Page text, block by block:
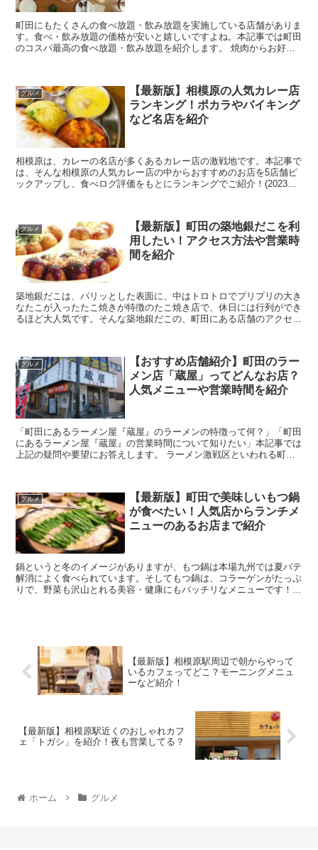
町田にもたくさんの食べ放題・飲み放題を実施している店舗がありま
す。食べ・飲み放題の価格が安いと嬉しいですよね。本記事では町田
のコスパ最高の食べ放題・飲み放題を紹介します。 焼肉からお好み
グルメ
【最新版】相模原の人気カレー店
ランキング！ポカラやバイキング
など名店を紹介
相模原は、カレーの名店が多くあるカレー店の激戦地です。本記事で
は、そんな相模原の人気カレー店の中からおすすめのお店を5店舗ピ
ックアップし、食べログ評価をもとにランキングでご紹介！(2023年
グルメ
【最新版】町田の築地銀だこを利
用したい！アクセス方法や営業時
間を紹介
築地銀だこは、パリッとした表面に、中はトロトロでプリプリの大き
なたこが入ったたこ焼きが特徴のたこ焼き店で、休日には行列ができ
るほど大人気です。そんな築地銀だこの、町田にある店舗のアクセス
グルメ
【おすすめ店舗紹介】町田のラー
メン店「蔵屋」ってどんなお店？
人気メニューや営業時間を紹介
「町田にあるラーメン屋『蔵屋』のラーメンの特徴って何？」「町田
にあるラーメン屋『蔵屋』の営業時間について知りたい」本記事では
上記の疑問や要望にお答えします。 ラーメン激戦区といわれる町田
グルメ
【最新版】町田で美味しいもつ鍋
が食べたい！人気店からランチメ
ニューのあるお店まで紹介
鍋というと冬のイメージがありますが、もつ鍋は本場九州では夏バテ
解消によく食べられています。そしてもつ鍋は、コラーゲンがたっぷ
りで、野菜も沢山とれる美容・健康にもバッチリなメニューです！
【最新版】相模原駅周辺で朝からやって
いるカフェってどこ？モーニングメニュ
ーなど紹介！
【最新版】相模原駅近くのおしゃれカフ
ェ「トガシ」を紹介！夜も営業してる？
ホーム グルメ